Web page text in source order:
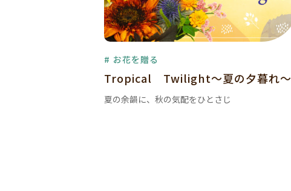
# お花を贈る
Tropical Twilight～夏の夕暮れ～
夏の余韻に、秋の気配をひとさじ